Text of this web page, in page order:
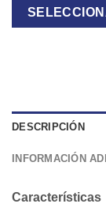
DESCRIPCIÓN
INFORMACIÓN
Características